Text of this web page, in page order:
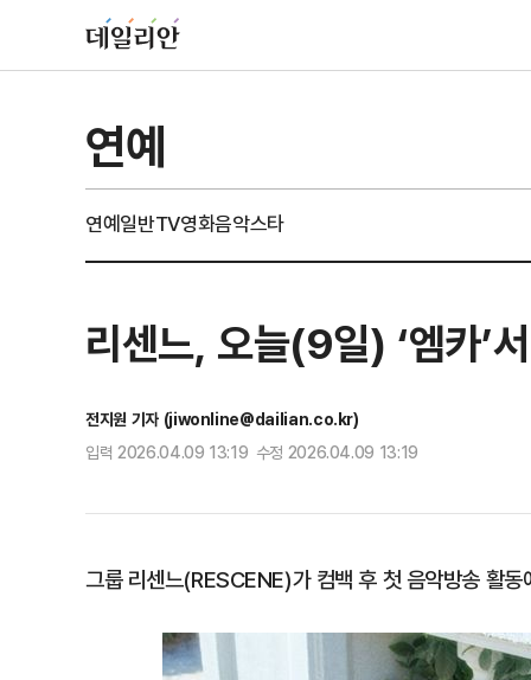
연예
연예일반TV영화음악스타
리센느, 오늘(9일) ‘엠카’
전지원 기자 (jiwonline@dailian.co.kr)
입력 2026.04.09 13:19 수정 2026.04.09 13:19
그룹 리센느(RESCENE)가 컴백 후 첫 음악방송 활동